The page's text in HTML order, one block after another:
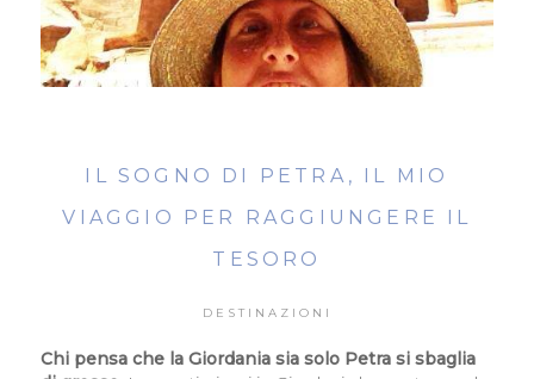
IL SOGNO DI PETRA, IL MIO
VIAGGIO PER RAGGIUNGERE IL
TESORO
DESTINAZIONI
Chi pensa che la Giordania sia solo Petra si sbaglia